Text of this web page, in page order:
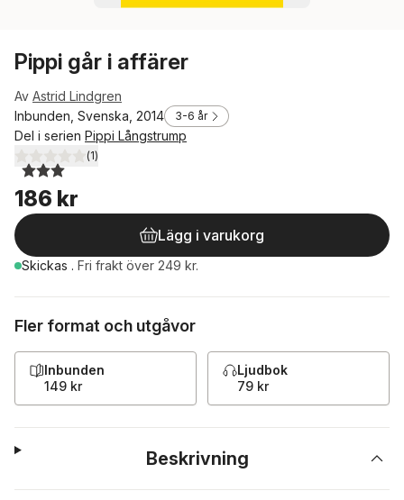
Pippi går i affärer
Av Astrid Lindgren
Inbunden, Svenska, 2014
3-6 år
Del i serien Pippi Långstrump
3,0utav 5 stjärnor. Totalt antal röster:
(1)
186 kr
Lägg i varukorg
Skickas . Fri frakt över 249 kr.
Fler format och utgåvor
Inbunden
149 kr
Ljudbok
79 kr
Beskrivning